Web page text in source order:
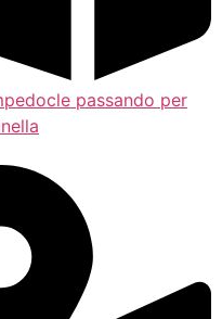
passando per